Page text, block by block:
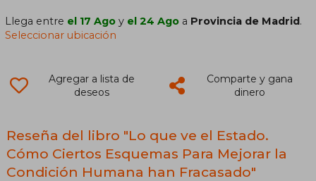
Llega entre el 17 Ago y el 24 Ago a Provincia de Madrid.
Seleccionar ubicación
Agregar a lista de
deseos
Comparte y gana
dinero
Reseña del libro "Lo que ve el Estado.
Cómo Ciertos Esquemas Para Mejorar la
Condición Humana han Fracasado"